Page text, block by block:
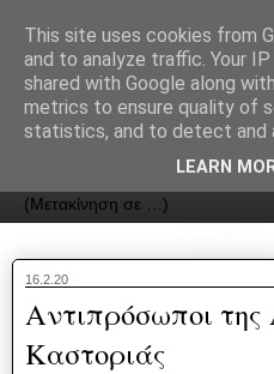
ΟΔΟΣ
16.2.20
Αντιπρόσωποι
Καστοριάς
This site uses cookies from
and to analyze traffic. Your
shared with Google along
metrics to ensure quality of
statistics, and to detect and
LEARN